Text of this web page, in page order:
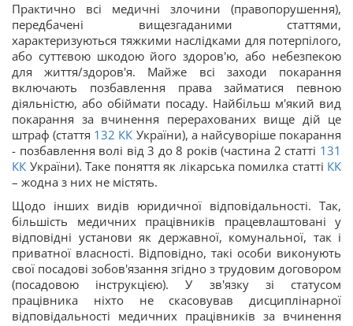
Практично всі медичні злочини (правопорушення),
передбачені вищезгаданими статтями,
характеризуються тяжкими наслідками для потерпілого,
або суттєвою шкодою його здоров'ю, або небезпекою
для життя/здоров'я. Майже всі заходи покарання
включають позбавлення права займатися певною
діяльністю, або обіймати посаду. Найбільш м'який вид
покарання за вчинення перерахованих вище дій це
штраф (стаття 132 КК України), а найсуворіше покарання
- позбавлення волі від 3 до 8 років (частина 2 статті 131
КК України). Таке поняття як лікарська помилка статті КК
– жодна з них не містять.
Щодо інших видів юридичної відповідальності. Так,
більшість медичних працівників працевлаштовані у
відповідні установи як державної, комунальної, так і
приватної власності. Відповідно, такі особи виконують
свої посадові зобов'язання згідно з трудовим договором
(посадовою інструкцією). У зв'язку зі статусом
працівника ніхто не скасовував дисциплінарної
відповідальності медичних працівників за вчинення